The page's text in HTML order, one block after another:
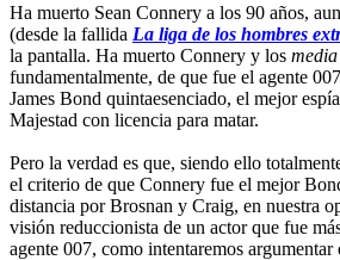
Ha muerto Sean Connery a los 90 años,
(desde la fallida La liga de los hombres
la pantalla. Ha muerto Connery y los media
fundamentalmente, de que fue el agente
James Bond quintaesenciado, el mejor
Majestad con licencia para matar.
Pero la verdad es que, siendo ello
el criterio de que Connery fue el mejor
distancia por Brosnan y Craig, en nuestra
visión reduccionista de un actor que fue
agente 007, como intentaremos argumentar